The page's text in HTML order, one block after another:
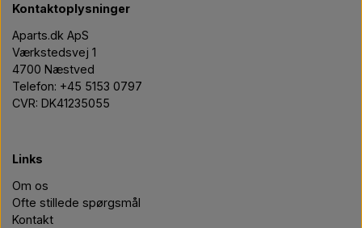
Kontaktoplysninger
Aparts.dk ApS
Værkstedsvej 1
4700 Næstved
Telefon: +45 5153 0797
CVR: DK41235055
Links
Om os
Ofte stillede spørgsmål
Kontakt